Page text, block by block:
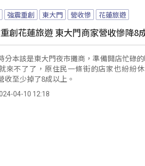
強震重創 東大門 營收慘 花蓮旅遊
創花蓮旅遊 東大門商家營收慘降8
分本該是東大門夜市攤商，準備開店忙碌
來不了了，原住民一條街的店家也紛紛
收至少掉了8成以上。
04-10 12:18